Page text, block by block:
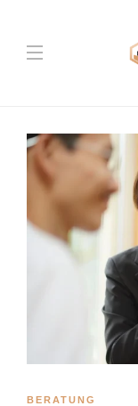
BERATUNG